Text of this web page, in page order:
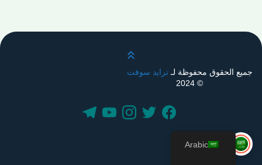
قم بالتمرير لأعلى
جميع الحقوق محفوظة لـترايد سوفت
© 2024
Arabic